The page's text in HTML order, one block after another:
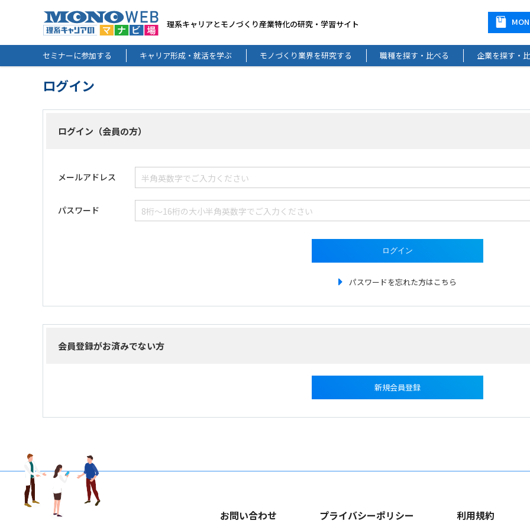
理系キャリアとモノづくり産業特化の研究・学習サイト
セミナーに参加する キャリア形成・就活を学ぶ モノづくり業界を研究する 職種を探す・比べる 企業を探す・
ログイン
ログイン（会員の方）
メールアドレス
パスワード
パスワードを忘れた方はこちら
会員登録がお済みでない方
新規会員登録
お問い合わせ プライバシーポリシー 利用規約